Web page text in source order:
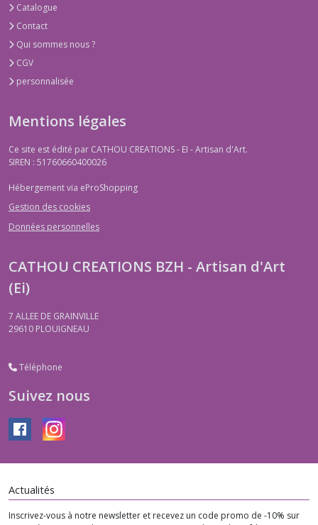
Catalogue
Contact
Qui sommes nous ?
CGV
personnalisée
Mentions légales
Ce site est édité par CATHOU CREATIONS - EI - Artisan d'Art.
SIREN : 51760660400026
Hébergement via eProShopping
Gestion des cookies
Données personnelles
CATHOU CREATIONS BZH - Artisan d'Art
(Ei)
7 ALLEE DE GRAINVILLE
29610 PLOUIGNEAU
Téléphone
Suivez nous
Actualités
Inscrivez-vous à notre newsletter et recevez un code promo de -10% sur